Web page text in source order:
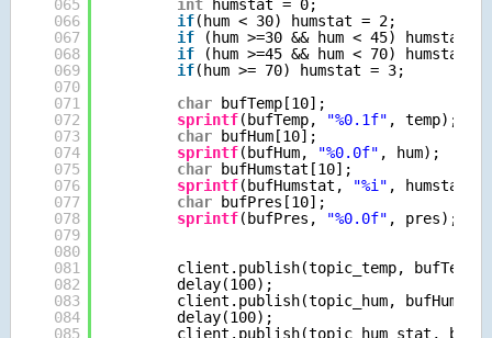
065
066
067
068
069
070
071
072
073
074
075
076
077
078
079
080
081
082
083
084
085
int humstat = 0;
if(hum < 30) humstat = 2;
if
(hum >=30 && hum < 45) humstat
if
(hum >=45 && hum < 70) humstat
if(hum >= 70) humstat = 3;
char bufTemp[10];
sprintf(bufTemp, "%0.1f" , temp);
char bufHum[10];
sprintf(bufHum, "%0.0f" , hum);
char bufHumstat[10];
sprintf(bufHumstat, "%i" , humstat);
char bufPres[10];
sprintf(bufPres, "%0.0f" , pres);
client.publish(topic_temp, bufTemp);
delay(100);
client.publish(topic_hum, bufHum);
delay(100);
client.publish(topic_hum_stat,